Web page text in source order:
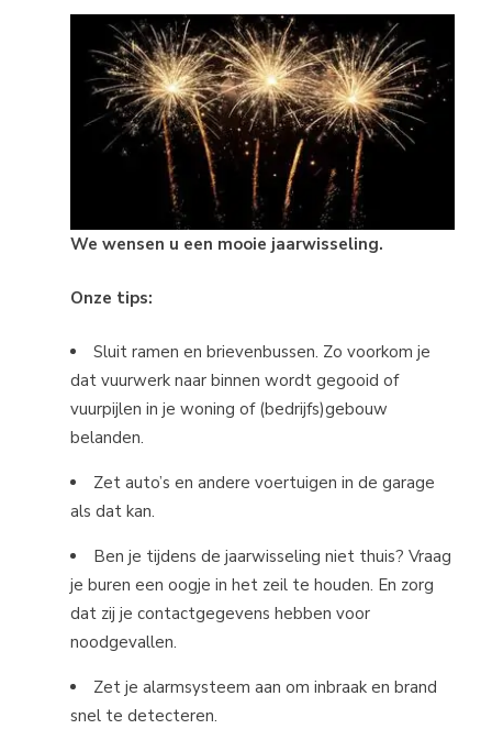
We wensen u een mooie jaarwisseling.
Onze tips:
Sluit ramen en brievenbussen. Zo voorkom je
dat vuurwerk naar binnen wordt gegooid of
vuurpijlen in je woning of (bedrijfs)gebouw
belanden.
Zet auto’s en andere voertuigen in de garage
als dat kan.
Ben je tijdens de jaarwisseling niet thuis? Vraag
je buren een oogje in het zeil te houden. En zorg
dat zij je contactgegevens hebben voor
noodgevallen.
Zet je alarmsysteem aan om inbraak en brand
snel te detecteren.